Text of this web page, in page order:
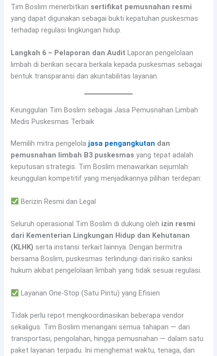
Tim Boslim menerbitkan sertifikat pemusnahan resmi
yang dapat digunakan sebagai bukti kepatuhan puskesmas
terhadap regulasi lingkungan hidup.
Langkah 6 – Pelaporan dan Audit Laporan pengelolaan
limbah di berikan secara berkala kepada puskesmas sebagai
bentuk transparansi dan akuntabilitas layanan.
Keunggulan Tim Boslim sebagai Jasa Pemusnahan Limbah
Medis Puskesmas Terbaik
Memilih mitra pengelola jasa pengangkutan dan
pemusnahan limbah B3 puskesmas yang tepat adalah
keputusan strategis. Tim Boslim menawarkan sejumlah
keunggulan kompetitif yang menjadikannya pilihan terdepan:
Berizin Resmi dan Legal
Seluruh operasional Tim Boslim di dukung oleh izin resmi
dari Kementerian Lingkungan Hidup dan Kehutanan
(KLHK) serta instansi terkait lainnya. Dengan bermitra
bersama Boslim, puskesmas terlindungi dari risiko sanksi
hukum akibat pengelolaan limbah yang tidak sesuai regulasi.
Layanan One-Stop (Satu Pintu) yang Efisien
Tidak perlu repot mengkoordinasikan beberapa vendor
sekaligus. Tim Boslim menangani semua tahapan — dari
transportasi, pengolahan, hingga pemusnahan — dalam satu
paket layanan terpadu. Ini menghemat waktu, tenaga, dan